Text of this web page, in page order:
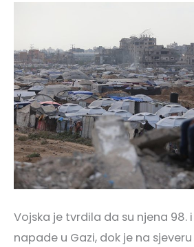
Vojska je tvrdila da su njena 98.
napade u Gazi, dok je na